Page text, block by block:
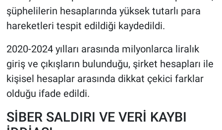
şüphelilerin hesaplarında yüksek tutarlı para
hareketleri tespit edildiği kaydedildi.
2020-2024 yılları arasında milyonlarca liralık
giriş ve çıkışların bulunduğu, şirket hesapları ile
kişisel hesaplar arasında dikkat çekici farklar
olduğu ifade edildi.
SİBER SALDIRI VE VERİ KAYBI